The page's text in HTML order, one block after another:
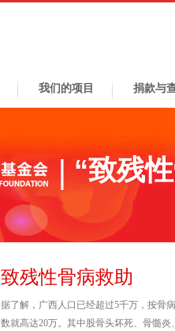
我们的项目 捐款与
“致残
致残性骨病救助
据了解，广西人口已经超过5千万，按骨
数就高达20万。其中股骨头坏死、骨髓